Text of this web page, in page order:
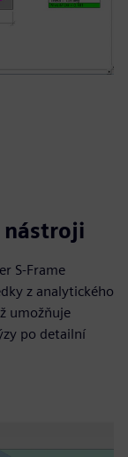
nástroji
S-Frame
z analytického
umožňuje
po detailní